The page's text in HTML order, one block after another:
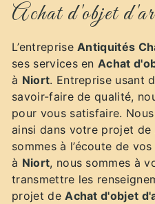
Achat d'objet
L’entrepriseAntiquités
ses services enAchat
à Niort. Entreprise usant
savoir-faire de qualité,
pour vous satisfaire.
ainsi dans votre projet de
sommes à l’écoute de
à Niort, nous sommes à
transmettre les
projet deAchat d'objet